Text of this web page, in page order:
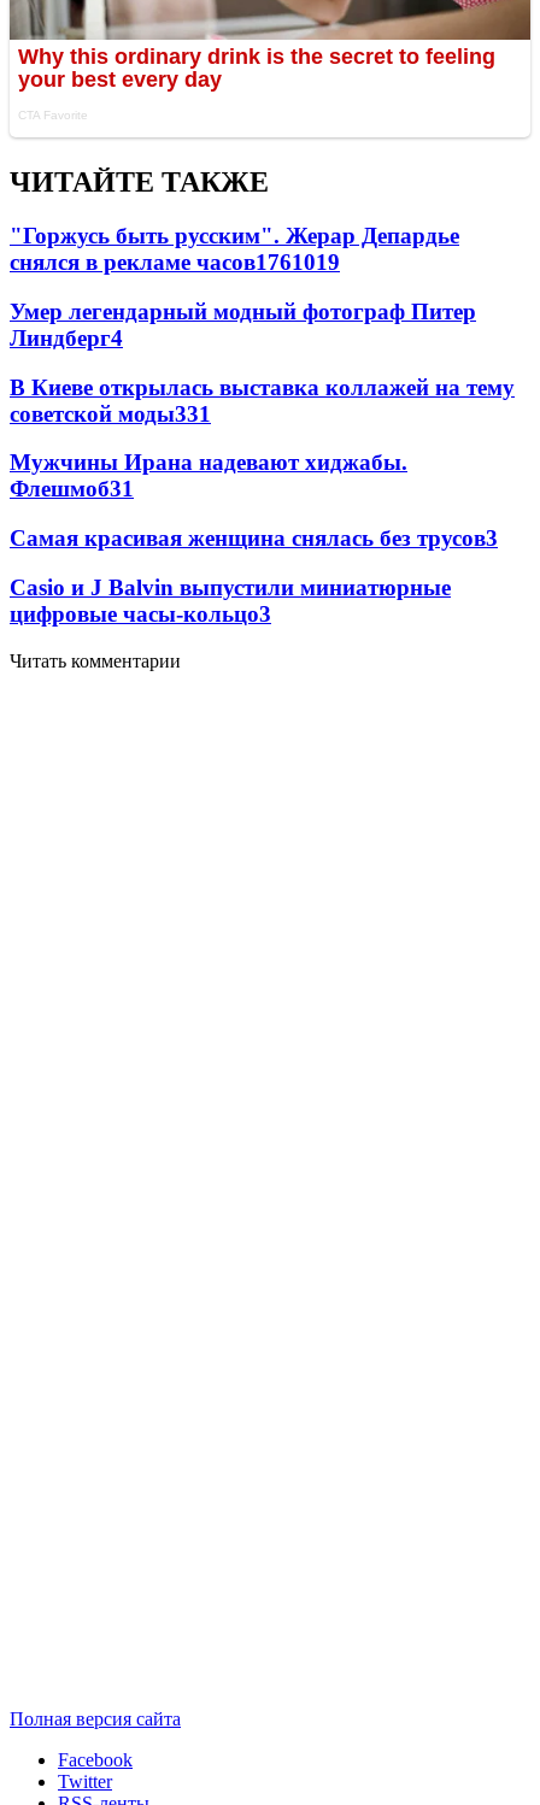
ЧИТАЙТЕ ТАКЖЕ
"Горжусь быть русским". Жерар Депардье
снялся в рекламе часов1761019
Умер легендарный модный фотограф Питер
Линдберг4
В Киеве открылась выставка коллажей на тему
советской моды331
Мужчины Ирана надевают хиджабы.
Флешмоб31
Самая красивая женщина снялась без трусов3
Casio и J Balvin выпустили миниатюрные
цифровые часы-кольцо3
Читать комментарии
Полная версия сайта
Facebook
Twitter